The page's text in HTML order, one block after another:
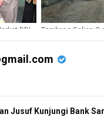
DDI
Tambang Galian C
Jusuf Kunjungi Bank